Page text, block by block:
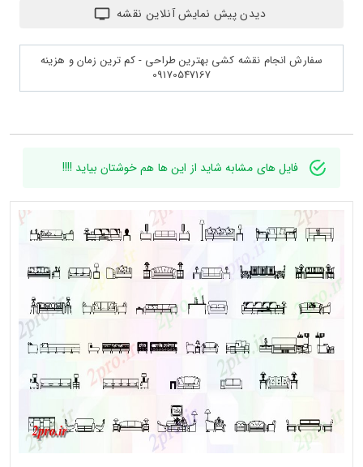
دیدن پیش نمایش آنلاین نقشه
سفارش انجام نقشه کشی بهترین طراحی - کم ترین زمان و هزینه
09170547167
فایل های مشابه شاید از این ها هم خوشتان بیاید !!!!